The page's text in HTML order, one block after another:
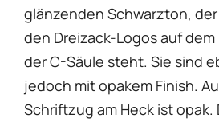
glänzenden Schwarzton,
den Dreizack-Logos auf
der C-Säule steht. Sie sind
jedoch mit opakem Finish.
Schriftzug am Heck ist opak.